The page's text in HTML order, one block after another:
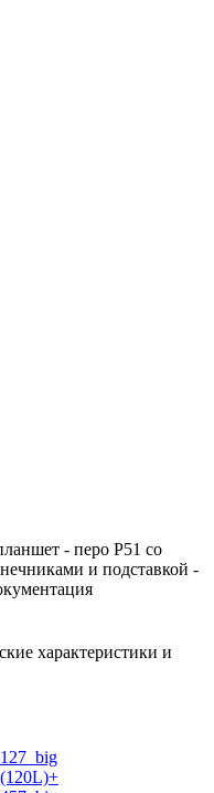
- перо P51 со
и подставкой -
характеристики и